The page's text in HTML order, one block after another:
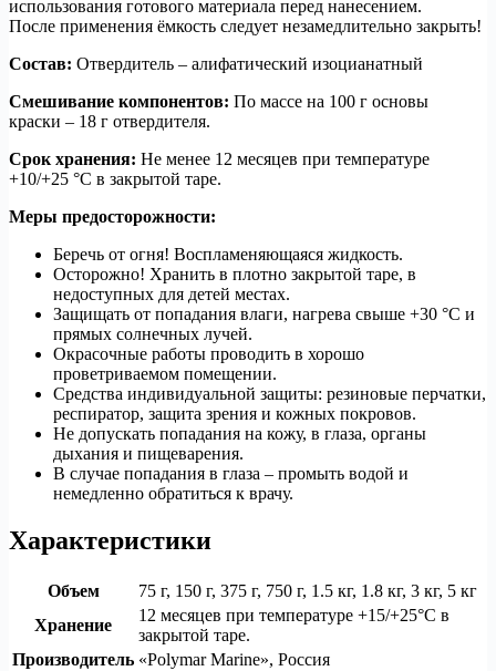
использования готового материала перед нанесением.
После применения ёмкость следует незамедлительно закрыть!
Состав: Отвердитель – алифатический изоцианатный
Смешивание компонентов: По массе на 100 г основы
краски – 18 г отвердителя.
Срок хранения: Не менее 12 месяцев при температуре
+10/+25 °C в закрытой таре.
Меры предосторожности:
Беречь от огня! Воспламеняющаяся жидкость.
Осторожно! Хранить в плотно закрытой таре, в
недоступных для детей местах.
Защищать от попадания влаги, нагрева свыше +30 °C и
прямых солнечных лучей.
Окрасочные работы проводить в хорошо
проветриваемом помещении.
Средства индивидуальной защиты: резиновые перчатки,
респиратор, защита зрения и кожных покровов.
Не допускать попадания на кожу, в глаза, органы
дыхания и пищеварения.
В случае попадания в глаза – промыть водой и
немедленно обратиться к врачу.
Характеристики
Объем
75 г, 150 г, 375 г, 750 г, 1.5 кг, 1.8 кг, 3 кг, 5 кг
Хранение
12 месяцев при температуре +15/+25°C в
закрытой таре.
Производитель «Polymar Marine», Россия